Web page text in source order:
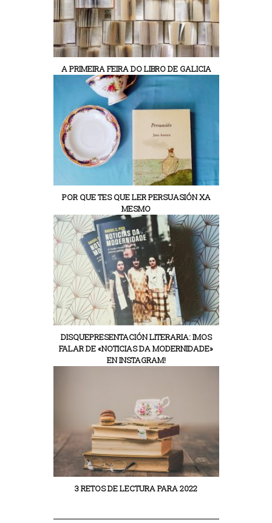
A PRIMEIRA FEIRA DO LIBRO DE GALICIA
POR QUE TES QUE LER PERSUASIÓN XA
MESMO
DISQUEPRESENTACIÓN LITERARIA: IMOS
FALAR DE «NOTICIAS DA MODERNIDADE»
EN INSTAGRAM!
3 RETOS DE LECTURA PARA 2022